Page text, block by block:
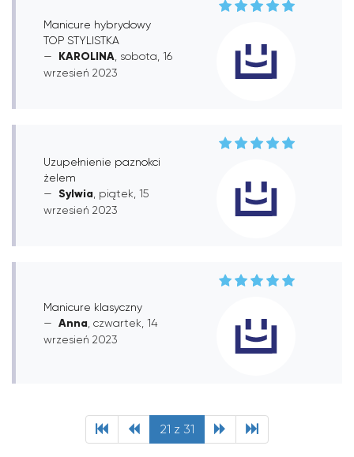
Manicure hybrydowy
TOP STYLISTKA
KAROLINA , sobota, 16
wrzesień 2023
Uzupełnienie paznokci
żelem
Sylwia , piątek, 15
wrzesień 2023
Manicure klasyczny
Anna , czwartek, 14
wrzesień 2023
21 z 31